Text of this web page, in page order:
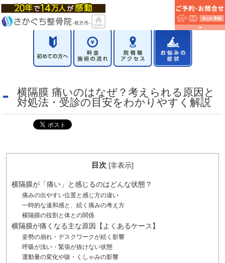
横隔膜 痛いのはなぜ？考えられる原因と
対処法・受診の目安をわかりやすく解説
目次 [非表示]
横隔膜が「痛い」と感じるのはどんな状態？
痛みの出やすい位置と感じ方の違い
一時的な違和感と、続く痛みの考え方
横隔膜の役割と体との関係
横隔膜が痛くなる主な原因【よくあるケース】
姿勢の崩れ・デスクワークが続く影響
呼吸が浅い・緊張が抜けない状態
運動量の変化や咳・くしゃみの影響